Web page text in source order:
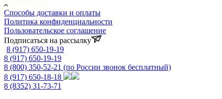
Способы доставки и оплаты
Политика конфиденциальности
Пользовательское соглашение
Подписаться на рассылку
8 (917) 650-19-19
8 (917) 650-19-19
8 (800) 350-52-21 (по России звонок бесплатный)
8 (917) 650-18-18
8 (8352) 31-73-71